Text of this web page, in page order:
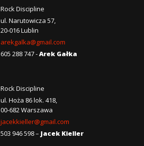
Rock Discipline
ul. Narutowicza 57,
20-016 Lublin
arekgalka@gmail.com
605 288 747 -Arek Gałka
Rock Discipline
ul. Hoża 86 lok. 418,
00-682 Warszawa
jacekkieller@gmail.com
503 946 598 – Jacek Kieller